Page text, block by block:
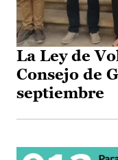
La Ley de
Consejo de
septiembre